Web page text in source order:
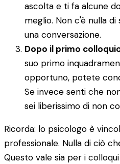
ascolta e ti fa alcune
meglio. Non c'è nulla
una conversazione.
Dopo il primo
suo primo
opportuno, potete
Se invece senti che
sei liberissimo di non
Ricorda: lo psicologo è
professionale. Nulla di ciò
Questo vale sia per i